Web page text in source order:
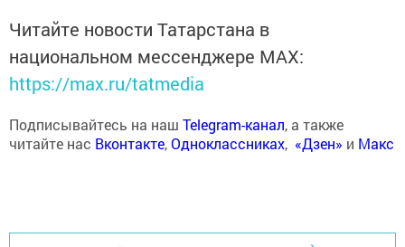
Читайте новости Татарстана в
национальном мессенджере MАХ:
https://max.ru/tatmedia
Подписывайтесь на наш Telegram-канал, а также
читайте нас Вконтакте,Одноклассниках, «Дзен» и Макс